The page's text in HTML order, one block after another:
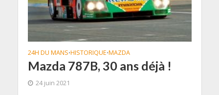
24H DU MANS•HISTORIQUE•MAZDA
Mazda 787B, 30 ans déjà !
24 juin 2021